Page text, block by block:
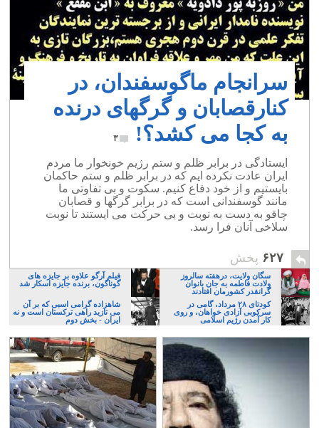
سرانجام ماگوسفندان، در
کنارقصابان و گرگهای درنده
به کجا می کشد؟!
۳
ایستادگی در برابر ظلم و ستم رژیم خونخوار ما مردم
ایران عادت نکرده ایم که در برابر ظلم و ستم حاکمان
بایستیم و از خود دفاع کنیم. سکوت و بی تفاوتی ما
مانند گوسفندانی است که در برابر گرگها و قصابان
چاقو به دست به نوبت و بی حرکت می ایستند تا نوبت
سلاخی آنان فرا رسد.
۶۲۷ پخش
سگان ولایت، درهفته سالروز
ولادت فاطمه به جان بانوان
گرانقدر کشورمان افتادند
فیلم آرگو علاوه بر جایزه های
گوناگون، برنده جایزه اسکار شد
کودتای ۲۸ مرداد، گامی در
سرکوبی آزادی خواهان، و روی
کار آمدن رژیم اسلامی
شاهزاده گرامی اسبی که بر آن
می تازید راهی ترکستان است و نه
ایران ‪-‬ بخش دوم